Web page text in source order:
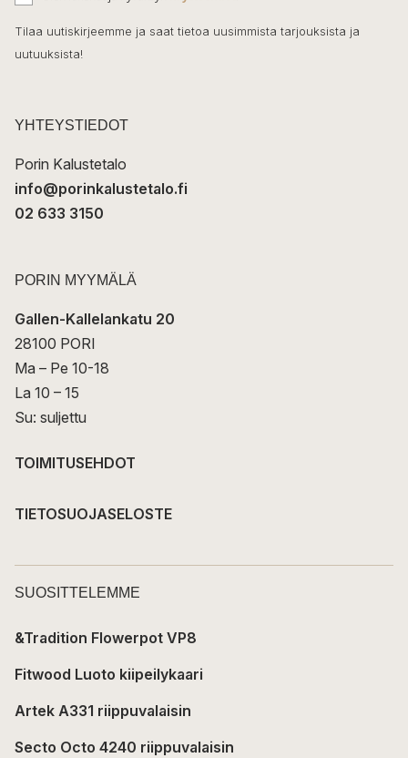
o
k
h
k
t
Tilaa uutiskirjeemme ja saat tietoa uusimmista tarjouksista ja
uutuuksista!
YHTEYSTIEDOT
Porin Kalustetalo
info@porinkalustetalo.fi
02 633 3150
PORIN MYYMÄLÄ
Gallen-Kallelankatu 20
28100 PORI
Ma – Pe 10-18
La 10 – 15
Su: suljettu
TOIMITUSEHDOT
TIETOSUOJASELOSTE
SUOSITTELEMME
&Tradition Flowerpot VP8
Fitwood Luoto kiipeilykaari
Artek A331 riippuvalaisin
Secto Octo 4240 riippuvalaisin